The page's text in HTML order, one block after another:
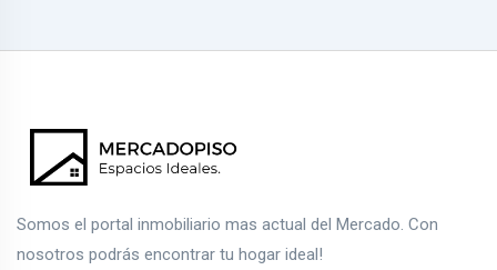
Somos el portal inmobiliario mas actual del Mercado. Con
nosotros podrás encontrar tu hogar ideal!